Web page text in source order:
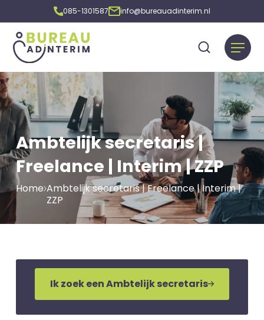
085-1301587 info@bureauadinterim.nl
Ambtelijk secretaris |
Freelance | Interim | ZZP
Home Ambtelijk secretaris | Freelance | Interim |
ZZP
Ik zoek een Ambtelijk secretaris